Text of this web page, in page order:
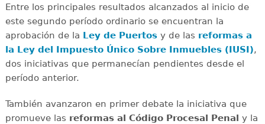
Entre los principales resultados alcanzados al inicio de
este segundo período ordinario se encuentran la
aprobación de la Ley de Puertos y de las reformas a
la Ley del Impuesto Único Sobre Inmuebles (IUSI),
dos iniciativas que permanecían pendientes desde el
período anterior.
También avanzaron en primer debate la iniciativa que
promueve las reformas al Código Procesal Penal y la